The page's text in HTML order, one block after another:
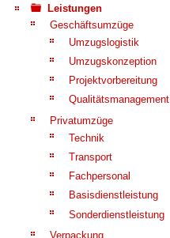
Leistungen
Geschäftsumzüge
Umzugslogistik
Umzugskonzeption
Projektvorbereitung
Qualitätsmanagement
Privatumzüge
Technik
Transport
Fachpersonal
Basisdienstleistung
Sonderdienstleistung
Verpackung